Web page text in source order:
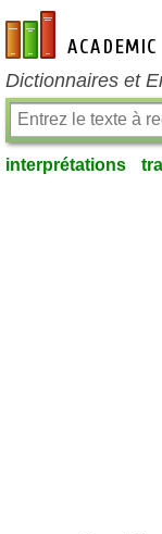
fr-academic.com
Dictionnaires et
interprétations